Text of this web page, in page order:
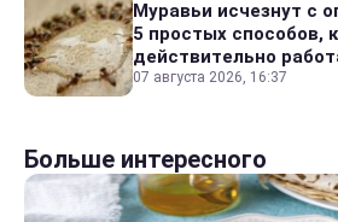
Муравьи исчезнут с
5 простых способов,
действительно
07 августа 2026, 16:37
Больше интересного